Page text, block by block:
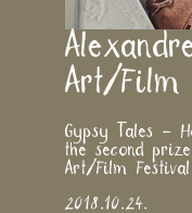
Art/Film
Gypsy Tales –
the second
Art/Film Festival
2018.10.24.